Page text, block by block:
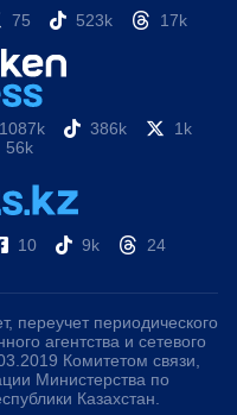
75 523k 17k
1087k 386k
1k
56k
10 9k 24
переучет периодического
агентства и сетевого
Комитетом связи,
Министерства по
Казахстан.